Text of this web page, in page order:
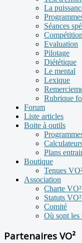
La
Séances
Compétition
Evaluation
Pilotage
Diététique
Le mental
Lexique
Rubrique
Forum
Liste articles
Boite à outils
Plans
Boutique
Tenues
Association
Charte
Statuts
Comité
Où sont les
Partenaires VO²